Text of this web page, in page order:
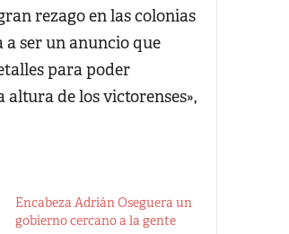
rezago en las colonias
ser un anuncio que
para poder
de los victorenses»,
Encabeza Adrián Oseguera un
gobierno cercano a la gente